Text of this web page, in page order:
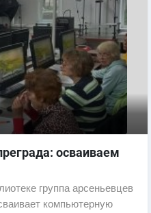
осваиваем
группа арсеньевцев
компьютерную